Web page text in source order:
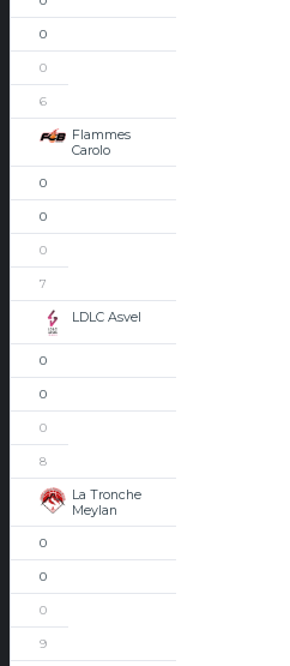
0
0
6
Flammes
Carolo
0
0
0
7
LDLC Asvel
0
0
0
8
La Tronche
Meylan
0
0
0
9